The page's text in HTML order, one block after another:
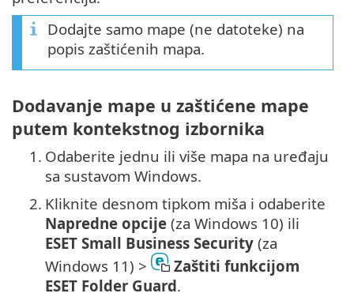
Dodajte samo mape (ne datoteke) na
popis zaštićenih mapa.
Dodavanje mape u zaštićene mape
putem kontekstnog izbornika
1. Odaberite jednu ili više mapa na uređaju
sa sustavom Windows.
2. Kliknite desnom tipkom miša i odaberite
Napredne opcije (za Windows 10) ili
ESET Small Business Security (za
Windows 11) >
Zaštiti funkcijom
ESET Folder Guard.